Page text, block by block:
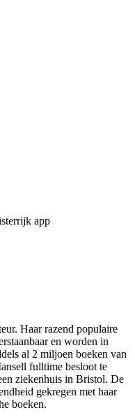
app
Haar razend populaire
en worden in
al 2 miljoen boeken van
fulltime besloot te
ziekenhuis in Bristol. De
gekregen met haar
boeken.